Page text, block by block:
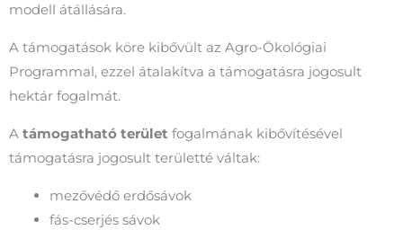
modell átállására.
A támogatások köre kibővült az Agro-Ökológiai
Programmal, ezzel átalakítva a támogatásra jogosult
hektár fogalmát.
A támogatható terület fogalmának kibővítésével
támogatásra jogosult területté váltak:
mezővédő erdősávok
fás-cserjés sávok